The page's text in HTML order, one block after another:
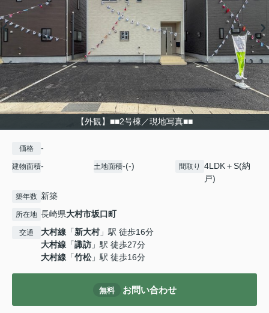
【外観】■■2号棟／現地写真■■
価格 -
建物面積- 土地面積-(-) 間取り
4LDK＋S(納
戸)
築年数 新築
所在地 長崎県大村市坂口町
交通 大村線 「新大村」駅 徒歩16分
大村線 「諏訪 」駅 徒歩27分
大村線 「竹松」駅 徒歩16分
無料 お問い合わせ